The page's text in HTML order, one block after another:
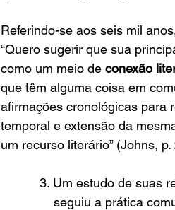
Referindo-se aos seis mil
“Quero sugerir que sua
como um meio de conexão
que têm alguma coisa em
afirmações cronológicas para
temporal e extensão da
um recurso literário” (Johns, p.
3. Um estudo
seguiu a